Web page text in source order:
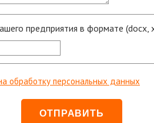
предприятия в формате (docx,
обработку персональных данных